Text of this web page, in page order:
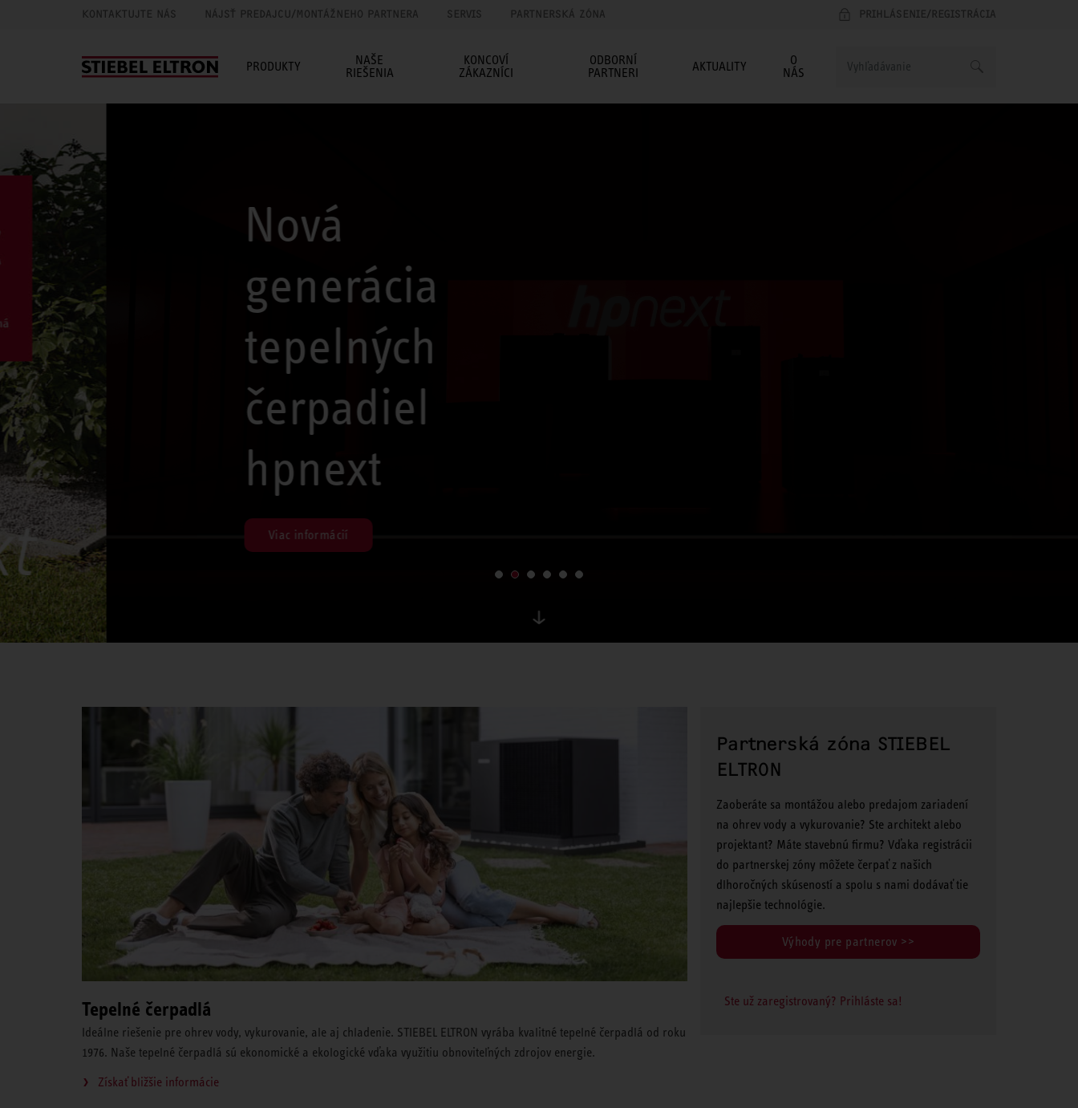
KONTAKTUJTE NÁS NÁJSŤ PREDAJCU/MONTÁŽNEHO PARTNERA SERVIS PARTNERSKÁ ZÓNA PRIHLÁSENIE/REGISTRÁCIA
PRODUKTY
NAŠE
RIEŠENIA
KONCOVÍ
ZÁKAZNÍCI
ODBORNÍ
PARTNERI
AKTUALITY
O
NÁS
generácia
tepelných
čerpadiel
hpnext
Tepelné čerpadlá
Ideálne riešenie pre ohrev vody, vykurovanie, ale aj chladenie. STIEBEL ELTRON vyrába kvalitné tepelné čerpadlá od roku
1976. Naše tepelné čerpadlá sú ekonomické a ekologické vďaka využitiu obnoviteľných zdrojov energie.
Získať bližšie informácie
Partnerská zóna STIEBEL
ELTRON
Zaoberáte sa montážou alebo predajom zariadení
na ohrev vody a vykurovanie? Ste architekt alebo
projektant? Máte stavebnú firmu? Vďaka registrácii
do partnerskej zóny môžete čerpať z našich
dlhoročných skúseností a spolu s nami dodávať tie
najlepšie technológie.
Výhody pre partnerov >>
Ste už zaregistrovaný? Prihláste sa!